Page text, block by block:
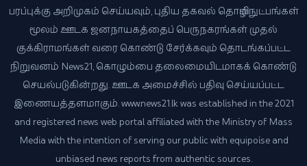
பரப்புக்கு அறிமுகம் செய்யவும், புதிய தகவல் தொழில்நுட்பங்கள்
மூலம் ஊடக ஜனநாயகத்தைப் பெருநகரங்கள் முதல்
குக்கிராமங்கள் வரை கொண்டு சேர்க்கவும் தொடங்கப்பட்ட
நிறுவனம் News21, கொழும்பை தலைமையிடமாகக் கொண்டு
செயல்படுகின்றது. ஊடக அமைச்சில் பதிவு செய்யப்பட்ட
இணையத்தளமாகும். www.news21.lk was established in the 2021
and registered news web portal affiliated with the Ministry of Mass
Media with the intention of serving our public with equipoise and
unbiased news reports from authentic sources.